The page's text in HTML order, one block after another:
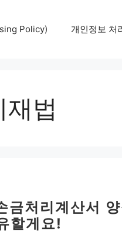
Policy) 개인정보 처
법
처리계산서
할게요!